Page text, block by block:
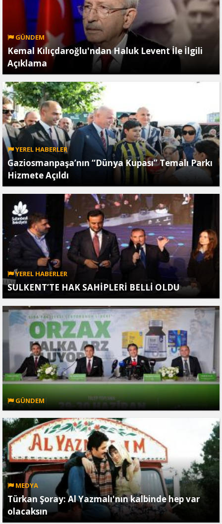
GÜNDEM
Kemal Kılıçdaroğlu'ndan Haluk Levent İle İlgili
Açıklama
YEREL HABERLER
Gaziosmanpaşa’nın “Dünya Kupası” Temalı Parkı
Hizmete Açıldı
YEREL HABERLER
SULKENT’TE HAK SAHİPLERİ BELLİ OLDU
GÜNDEM
MEDYA
Türkan Şoray: Al Yazmalı'nın kalbinde hep var
olacaksın